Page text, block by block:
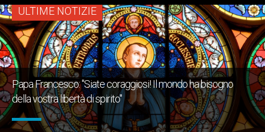
ULTIME NOTIZIE
Papa Francesco: "Siate coraggiosi! Il mondo ha bisogno
della vostra libertà di spirito"